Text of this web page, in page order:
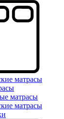
матрасы
матрасы
матрасы